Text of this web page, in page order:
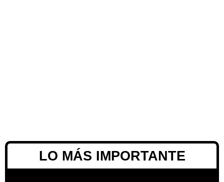
LO MÁS IMPORTANTE